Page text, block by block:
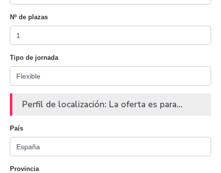
Nº de plazas
Tipo de jornada
Perfil de localización: La oferta es para...
País
Provincia